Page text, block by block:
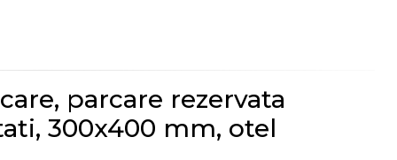
parcare rezervata
300x400 mm, otel